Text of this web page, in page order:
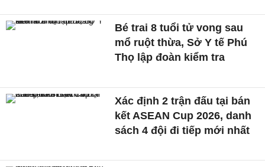
Bé trai 8 tuổi tử vong sau
mổ ruột thừa, Sở Y tế Phú
Thọ lập đoàn kiểm tra
Xác định 2 trận đấu tại bán
kết ASEAN Cup 2026, danh
sách 4 đội đi tiếp mới nhất